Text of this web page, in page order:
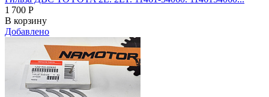
1 700 Р
В корзину
Добавлено